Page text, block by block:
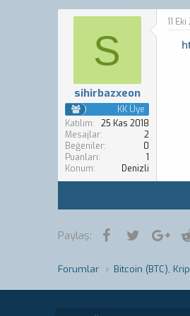
o
ş
l
a
t
a
n
a
t
a
r
i
S
sihirbazxeon
KK Üye
Katılım
25 Kas 2018
Mesajlar
2
Beğeniler
0
Puanları
1
Konum
Denizli
11
Paylaş: FacebookTwitter
Forumlar Bitcoin (BTC),